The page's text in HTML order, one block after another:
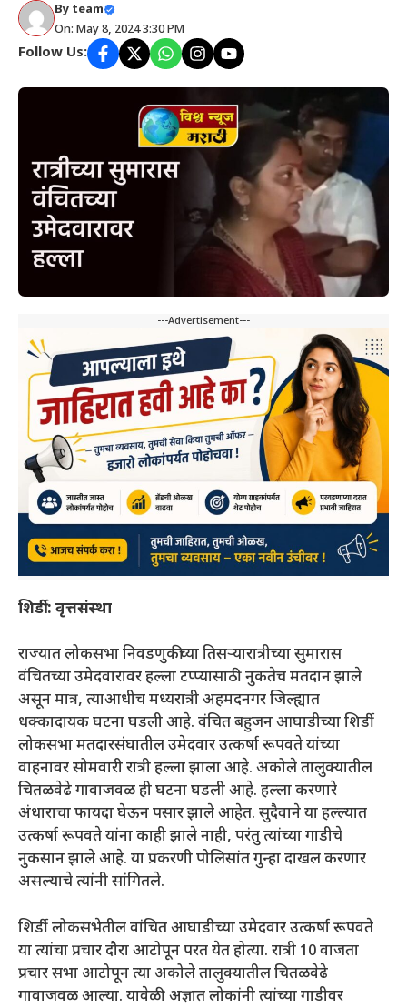
By team
On: May 8, 2024 3:30 PM
Follow Us:
---Advertisement---
शिर्डी : वृत्तसंस्था
राज्यात लोकसभा निवडणुकीच्या तिसऱ्यारात्रीच्या सुमारास
वंचितच्या उमेदवारावर हल्ला टप्प्यासाठी नुकतेच मतदान झाले
असून मात्र, त्याआधीच मध्यरात्री अहमदनगर जिल्ह्यात
धक्कादायक घटना घडली आहे. वंचित बहुजन आघाडीच्या शिर्डी
लोकसभा मतदारसंघातील उमेदवार उत्कर्षा रूपवते यांच्या
वाहनावर सोमवारी रात्री हल्ला झाला आहे. अकोले तालुक्यातील
चितळवेढे गावाजवळ ही घटना घडली आहे. हल्ला करणारे
अंधाराचा फायदा घेऊन पसार झाले आहेत. सुदैवाने या हल्ल्यात
उत्कर्षा रूपवते यांना काही झाले नाही, परंतु त्यांच्या गाडीचे
नुकसान झाले आहे. या प्रकरणी पोलिसांत गुन्हा दाखल करणार
असल्याचे त्यांनी सांगितले.
शिर्डी लोकसभेतील वांचित आघाडीच्या उमेदवार उत्कर्षा रूपवते
या त्यांचा प्रचार दौरा आटोपून परत येत होत्या. रात्री 10 वाजता
प्रचार सभा आटोपून त्या अकोले तालुक्यातील चितळवेढे
गावाजवळ आल्या. यावेळी अज्ञात लोकांनी त्यांच्या गाडीवर